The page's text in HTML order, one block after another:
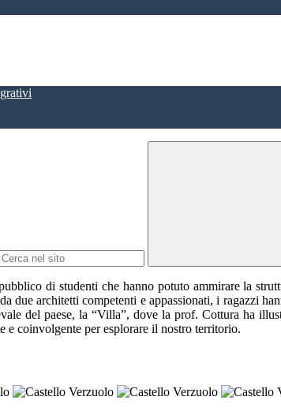
di studenti che hanno potuto ammirare la
due architetti competenti e appassionati, i ragazzi
del paese, la “Villa”, dove la prof. Cottura ha
e coinvolgente per esplorare il nostro territorio.